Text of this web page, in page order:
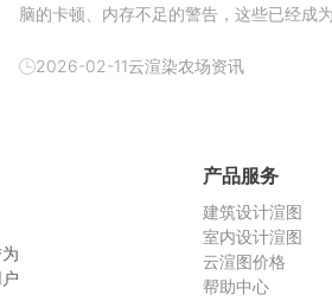
脑的卡顿、内存不足的警告，这些已经成
云渲染农场——瑞云渲图，它不仅解决了
2026-02-11云渲染农场资讯
为
产品服务
建筑设计渲图
室内设计渲图
云渲图价格
帮助中心